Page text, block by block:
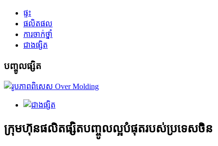
ផ្ទះ
ផលិតផល
ការចាក់ថ្នាំ
ជាងផ្សិត
បញ្ចូលផ្សិត
ក្រុមហ៊ុនផលិតផ្សិតបញ្ចូលល្អបំផុតរបស់ប្រទេសចិន